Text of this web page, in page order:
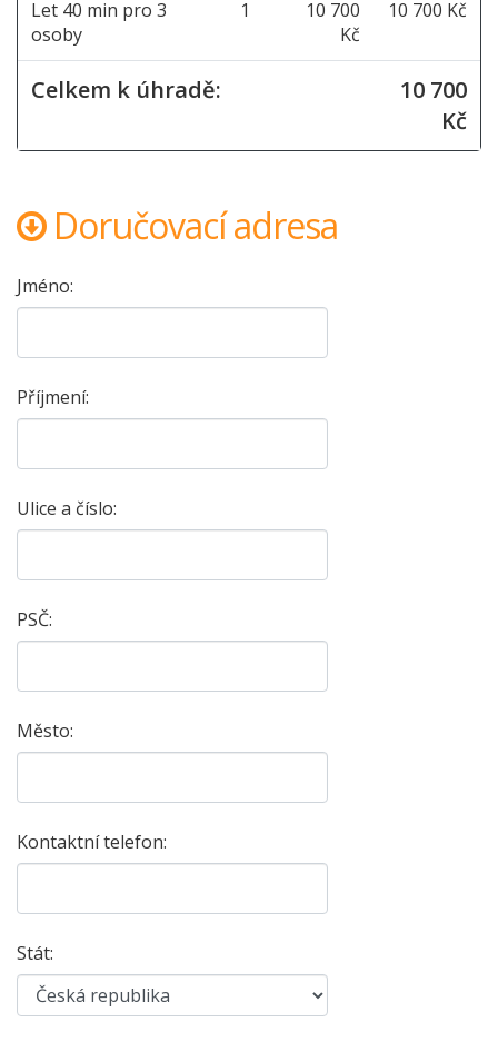
Let 40 min pro 3
osoby
1
10 700
Kč
10 700 Kč
Celkem k úhradě:
10 700
Kč
Doručovací adresa
Jméno:
Příjmení:
Ulice a číslo:
PSČ:
Město:
Kontaktní telefon:
Stát: